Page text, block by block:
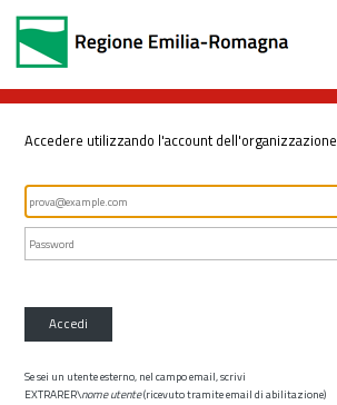
Accedere utilizzando l'account dell'organizzazione
Accedi
Se sei un utente esterno, nel campo email, scrivi
EXTRARER\nome utente(ricevuto tramite email di abilitazione)